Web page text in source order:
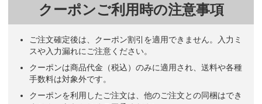
クーポンご利用時の注意事項
ご注文確定後は、クーポン割引を適用できません。入力ミ
スや入力漏れにご注意ください。
クーポンは商品代金（税込）のみに適用され、送料や各種
手数料は対象外です。
クーポンを利用したご注文は、他のご注文との同梱はでき